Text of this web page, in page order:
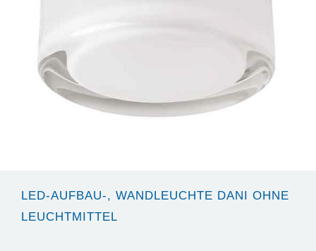
LED-AUFBAU-, WANDLEUCHTE DANI OHNE
LEUCHTMITTEL